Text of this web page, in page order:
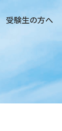
受験生の方へ